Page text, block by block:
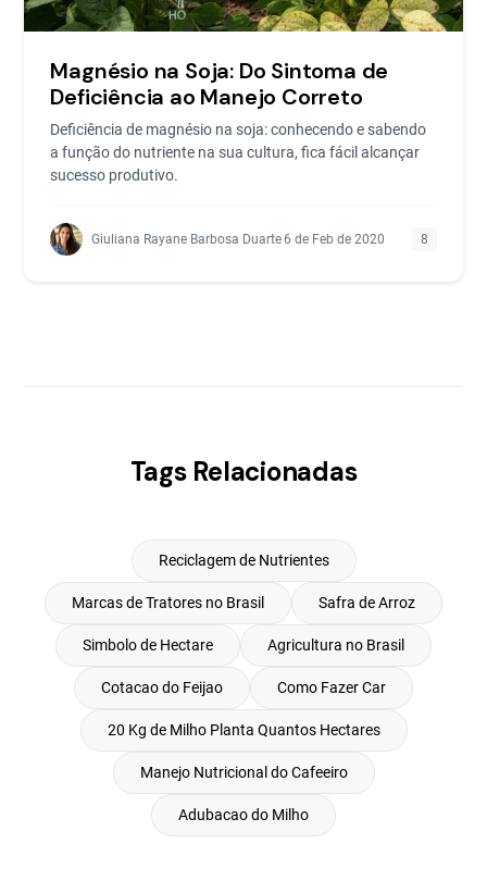
Magnésio na Soja: Do Sintoma de
Deficiência ao Manejo Correto
Deficiência de magnésio na soja: conhecendo e sabendo
a função do nutriente na sua cultura, fica fácil alcançar
sucesso produtivo.
Giuliana Rayane Barbosa Duarte6 de Feb de 2020 8
Tags Relacionadas
Reciclagem de Nutrientes
Marcas de Tratores no Brasil Safra de Arroz
Simbolo de Hectare Agricultura no Brasil
Cotacao do Feijao Como Fazer Car
20 Kg de Milho Planta Quantos Hectares
Manejo Nutricional do Cafeeiro
Adubacao do Milho